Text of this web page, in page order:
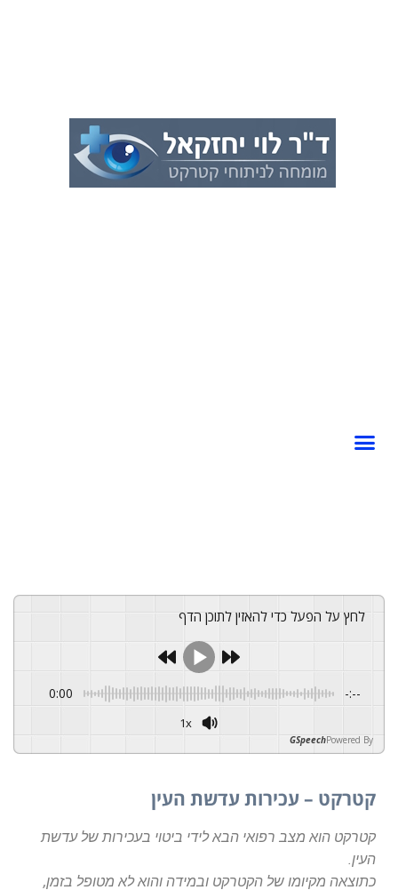
לחץ על הפעל כדי להאזין לתוכן הדף
0:00 -:--
1x
Powered By
GSpeech
קטרקט – עכירות עדשת העין
קטרקט הוא מצב רפואי הבא לידי ביטוי בעכירות של עדשת
העין.
כתוצאה מקיומו של הקטרקט ובמידה והוא לא מטופל בזמן,